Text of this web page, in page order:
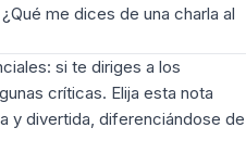
me dices de una charla al
: si te diriges a los
críticas. Elija esta nota
y divertida, diferenciándose de